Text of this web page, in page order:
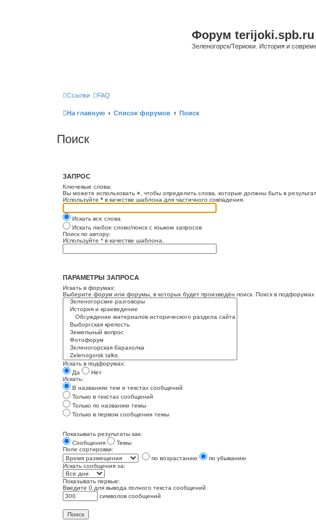
Форум terijoki.spb.ru
Зеленогорск/Териоки. История и
Ссылки FAQ
На главную Список форумов Поиск
Поиск
ЗАПРОС
Ключевые слова:
Вы можете использовать + , чтобы определить слова, которые должны быть в
Используйте * в качестве шаблона для частичного совпадения.
Искать все слова
Искать любое слово/поиск с языком запросов
Поиск по автору:
Используйте * в качестве шаблона.
ПАРАМЕТРЫ ЗАПРОСА
Искать в форумах:
Выберите форум или форумы, в которых будет произведён поиск. Поиск в
Искать в подфорумах:
Да
Нет
Искать:
В названиях тем и текстах сообщений
Только в текстах сообщений
Только по названию темы
Только в первом сообщении темы
Показывать результаты как:
Сообщения
Темы
Поле сортировки:
по возрастанию
по убыванию
Искать сообщения за:
Показывать первые:
Введите 0 для вывода полного текста сообщений.
символов сообщений